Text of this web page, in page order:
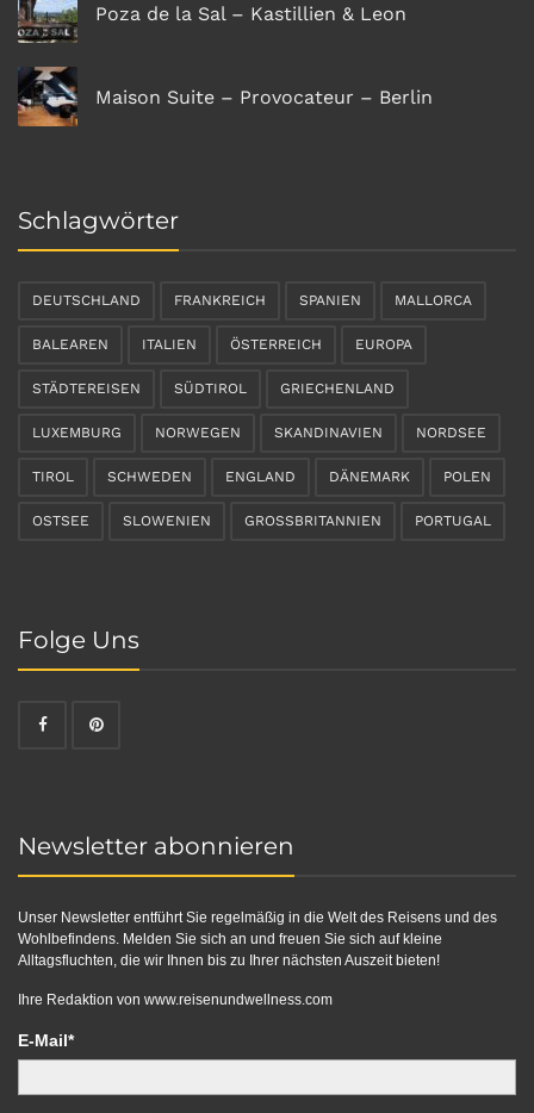
Poza de la Sal – Kastillien & Leon
Maison Suite – Provocateur – Berlin
Schlagwörter
DEUTSCHLAND FRANKREICH SPANIEN MALLORCA
BALEAREN ITALIEN ÖSTERREICH EUROPA
STÄDTEREISEN SÜDTIROL GRIECHENLAND
LUXEMBURG NORWEGEN SKANDINAVIEN NORDSEE
TIROL SCHWEDEN ENGLAND DÄNEMARK POLEN
OSTSEE SLOWENIEN GROSSBRITANNIEN PORTUGAL
Folge Uns
Newsletter abonnieren
Unser Newsletter entführt Sie regelmäßig in die Welt des Reisens und des
Wohlbefindens. Melden Sie sich an und freuen Sie sich auf kleine
Alltagsfluchten, die wir Ihnen bis zu Ihrer nächsten Auszeit bieten!
Ihre Redaktion von www.reisenundwellness.com
E-Mail*